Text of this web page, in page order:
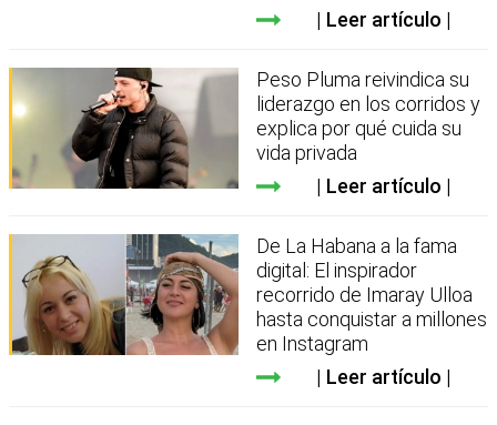
Leer artículo
Peso Pluma reivindica su
liderazgo en los corridos y
explica por qué cuida su
vida privada
Leer artículo
De La Habana a la fama
digital: El inspirador
recorrido de Imaray Ulloa
hasta conquistar a millones
en Instagram
Leer artículo